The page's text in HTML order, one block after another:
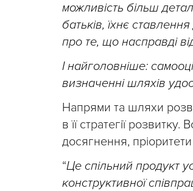
можливість більш
батьків, їхнє
про те, що насправді
І найголовніше:
визначенні шляхів
Напрями та шляхи
в її стратегії
досягнення,
“Це спільний продукт
конструктивної